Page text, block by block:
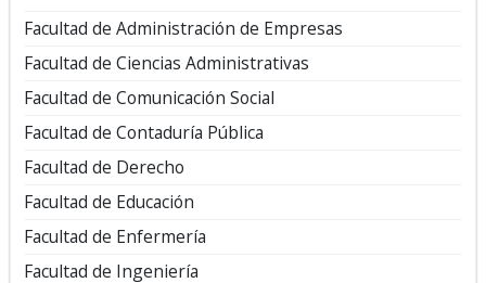
Facultad de Administración de Empresas
Facultad de Ciencias Administrativas
Facultad de Comunicación Social
Facultad de Contaduría Pública
Facultad de Derecho
Facultad de Educación
Facultad de Enfermería
Facultad de Ingeniería